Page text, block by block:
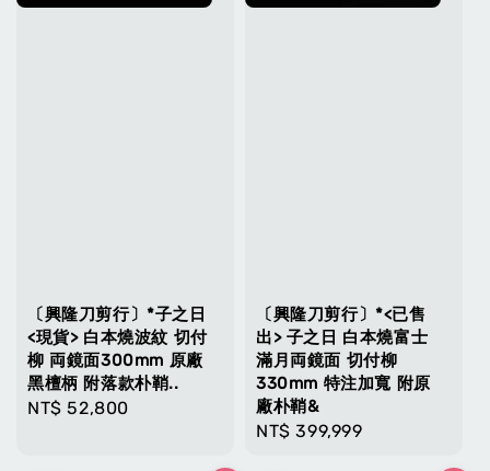
〔興隆刀剪行〕*子之日
<現貨> 白本燒波紋 切付
柳 両鏡面300mm 原廠
黑檀柄 附落款朴鞘..
Regular
NT$ 52,800
〔興隆刀剪行〕*<已售
出> 子之日 白本燒富士
滿月両鏡面 切付柳
330mm 特注加寬 附原
廠朴鞘&
Regular
NT$ 399,999